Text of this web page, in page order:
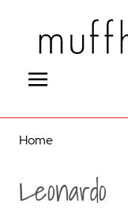
Home
Leonardo